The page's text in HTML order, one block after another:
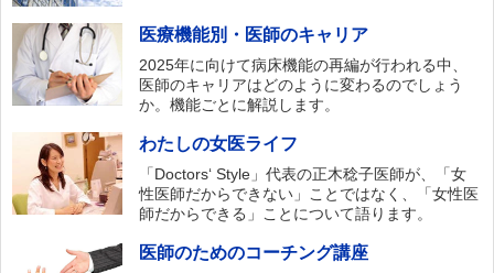
医療機能別・医師のキャリア
2025年に向けて病床機能の再編が行われる中、
医師のキャリアはどのように変わるのでしょう
か。機能ごとに解説します。
わたしの女医ライフ
「Doctors‘ Style」代表の正木稔子医師が、「女
性医師だからできない」ことではなく、「女性医
師だからできる」ことについて語ります。
医師のためのコーチング講座